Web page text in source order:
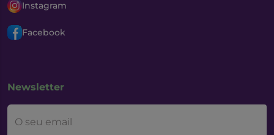
Instagram
Facebook
Newsletter
O seu email